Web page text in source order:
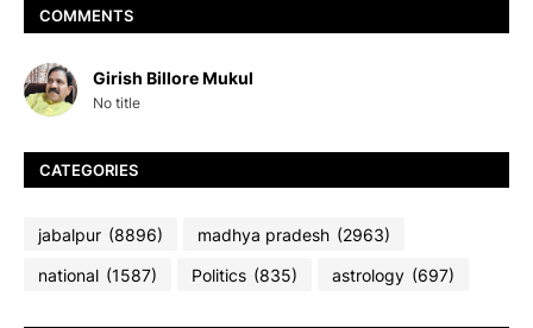
COMMENTS
Girish Billore Mukul
No title
CATEGORIES
jabalpur (8896) madhya pradesh (2963)
national (1587) Politics (835) astrology (697)